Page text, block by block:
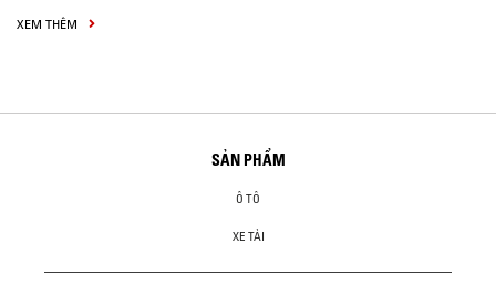
XEM THÊM
SẢN PHẨM
Ô TÔ
XE TẢI